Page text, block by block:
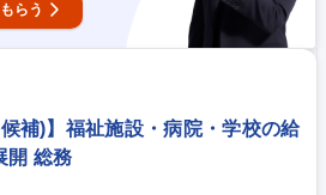
らう
補)】福祉施設・病院・学校の給
開 総務